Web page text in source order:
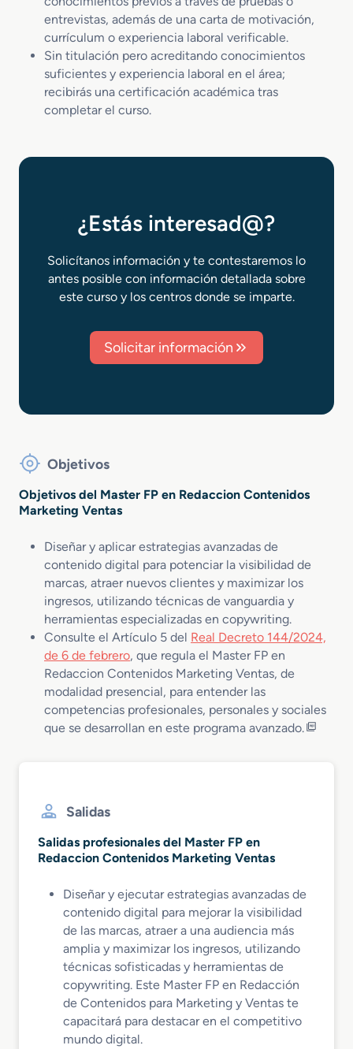
entrevistas, además de una carta de motivación,
currículum o experiencia laboral verificable.
Sin titulación pero acreditando conocimientos
suficientes y experiencia laboral en el área;
recibirás una certificación académica tras
completar el curso.
¿Estás interesad@?
Solicítanos información y te contestaremos lo
antes posible con información detallada sobre
este curso y los centros donde se imparte.
Solicitar información
Objetivos
Objetivos del Master FP en Redaccion Contenidos
Marketing Ventas
Diseñar y aplicar estrategias avanzadas de
contenido digital para potenciar la visibilidad de
marcas, atraer nuevos clientes y maximizar los
ingresos, utilizando técnicas de vanguardia y
herramientas especializadas en copywriting.
Consulte el Artículo 5 del Real Decreto 144/2024,
de 6 de febrero, que regula el Master FP en
Redaccion Contenidos Marketing Ventas, de
modalidad presencial, para entender las
competencias profesionales, personales y sociales
que se desarrollan en este programa avanzado.
Salidas
Salidas profesionales del Master FP en
Redaccion Contenidos Marketing Ventas
Diseñar y ejecutar estrategias avanzadas de
contenido digital para mejorar la visibilidad
de las marcas, atraer a una audiencia más
amplia y maximizar los ingresos, utilizando
técnicas sofisticadas y herramientas de
copywriting. Este Master FP en Redacción
de Contenidos para Marketing y Ventas te
capacitará para destacar en el competitivo
mundo digital.